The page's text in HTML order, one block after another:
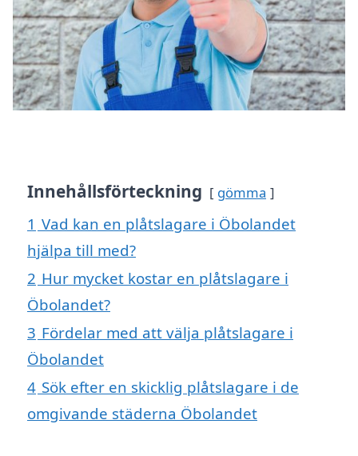
Innehållsförteckning gömma
1 Vad kan en plåtslagare i Öbolandet
hjälpa till med?
2 Hur mycket kostar en plåtslagare i
Öbolandet?
3 Fördelar med att välja plåtslagare i
Öbolandet
4 Sök efter en skicklig plåtslagare i de
omgivande städerna Öbolandet